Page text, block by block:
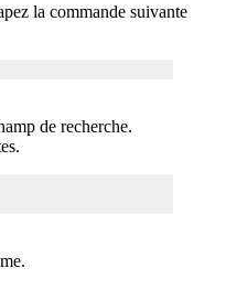
la commande suivante
de recherche.